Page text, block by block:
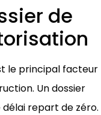
de
le principal facteur
Un dossier
repart de zéro.